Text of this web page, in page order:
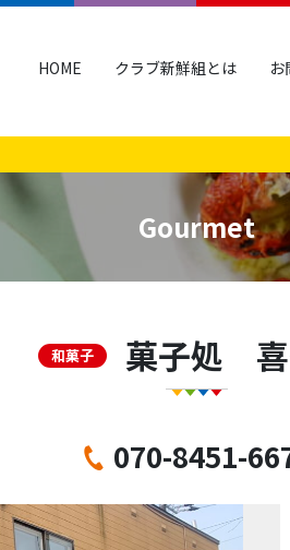
HOME クラブ新鮮組とは お
Gourmet
和菓子 菓子処
070-8451-